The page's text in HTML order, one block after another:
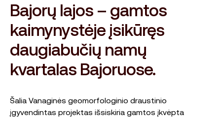
Bajorų lajos – gamtos
kaimynystėje įsikūręs
daugiabučių namų
kvartalas Bajoruose.
Šalia Vanaginės geomorfologinio draustinio
įgyvendintas projektas išsiskiria gamtos įkvėpta